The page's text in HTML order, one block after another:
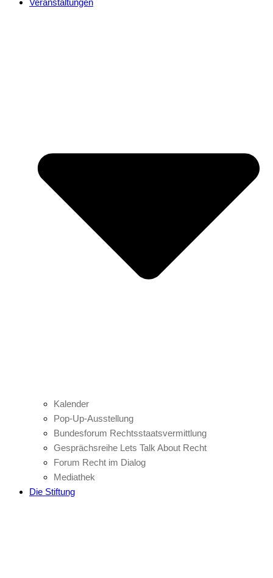
Veranstaltungen
Kalender
Pop-Up-Ausstellung
Bundesforum Rechtsstaatsvermittlung
Gesprächsreihe Lets Talk About Recht
Forum Recht im Dialog
Mediathek
Die Stiftung